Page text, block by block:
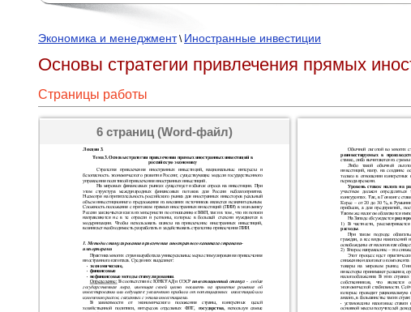
Экономика и менеджмент\ Иностранные инвестиции
Основы стратегии привлечения прямых
Страницы работы
6 страниц (Word-файл)